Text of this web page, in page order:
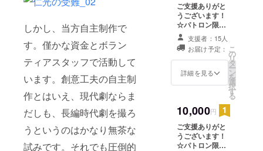
しかし、当方自主制作で
す。僅かな資金とボラン
ティアスタッフで活動して
います。創意工夫の自主制
作とはいえ、現代劇ならま
だしも、長編時代劇を撮ろ
うというのはかなり無茶な
試みです。それでも圧倒的
ご支援ありがと
うございます！
☆パトロン限定
ブログ公開 ★長
篇映画『仁光の
受難』DVD-R ※
完成した映画
『仁光の受難』
していますの
で、それまでお
待ち頂けると幸
いです。
支援者：15人
お届け予定：
詳細を見る
こ
の
リ
タ
ー
ン
を
選
択
す
る
10,000円
ご支援ありがと
うございます！
☆パトロン限定